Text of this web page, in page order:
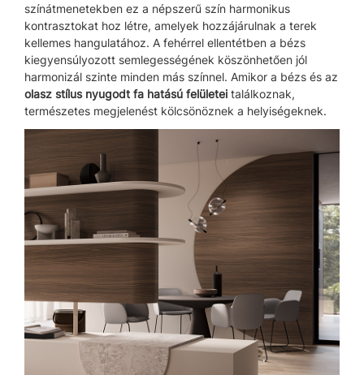
színátmenetekben ez a népszerű szín harmonikus
kontrasztokat hoz létre, amelyek hozzájárulnak a terek
kellemes hangulatához. A fehérrel ellentétben a bézs
kiegyensúlyozott semlegességének köszönhetően jól
harmonizál szinte minden más színnel. Amikor a bézs és az
olasz stílus nyugodt fa hatású felületei találkoznak,
természetes megjelenést kölcsönöznek a helyiségeknek.